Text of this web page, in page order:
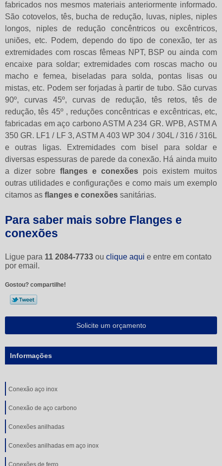
fabricados nos mesmos materiais anteriormente informado.
São cotovelos, tês, bucha de redução, luvas, niples, niples
longos, niples de redução concêntricos ou excêntricos,
uniões, etc. Podem, dependo do tipo de conexão, ter as
extremidades com roscas fêmeas NPT, BSP ou ainda com
encaixe para soldar; extremidades com roscas macho ou
macho e femea, biseladas para solda, pontas lisas ou
mistas, etc. Podem ser forjadas à partir de tubo. São curvas
90º, curvas 45º, curvas de redução, tês retos, tês de
redução, tês 45º , reduções concêntricas e excêntricas, etc,
fabricadas em aço carbono ASTM A 234 GR. WPB, ASTM A
350 GR. LF1 / LF 3, ASTM A 403 WP 304 / 304L / 316 / 316L
e outras ligas. Extremidades com bisel para soldar e
diversas espessuras de parede da conexão. Há ainda muito
a dizer sobre flanges e conexões pois existem muitos
outras utilidades e configurações e como mais um exemplo
citamos as flanges e conexões sanitárias.
Para saber mais sobre Flanges e
conexões
Ligue para 11 2084-7733 ou clique aqui e entre em contato
por email.
Gostou? compartilhe!
Solicite um orçamento
Informações
Conexão aço inox
Conexão de aço carbono
Conexões anilhadas
Conexões anilhadas em aço inox
Conexões de ferro